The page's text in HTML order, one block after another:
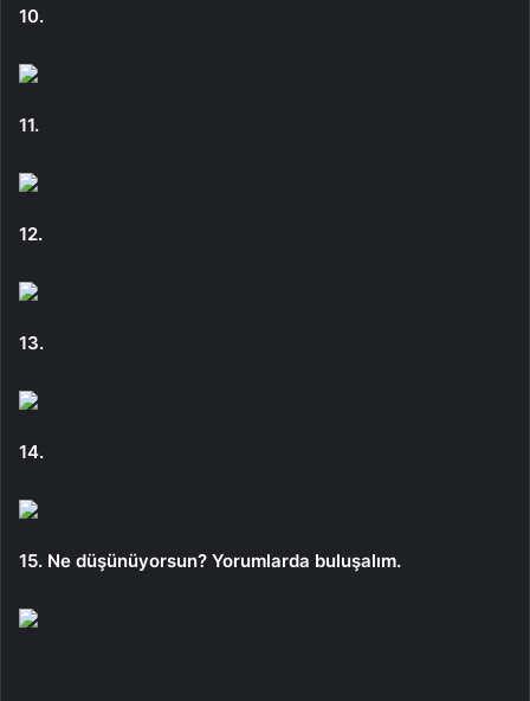
10.
11.
12.
13.
14.
15. Ne düşünüyorsun? Yorumlarda buluşalım.